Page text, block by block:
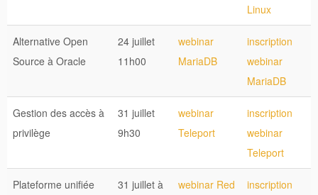
Linux
Alternative Open
Source à Oracle
24 juillet
11h00
webinar
MariaDB
inscription
webinar
MariaDB
Gestion des accès à
privilège
31 juillet
9h30
webinar
Teleport
inscription
webinar
Teleport
Plateforme unifiée
31 juillet à
webinar Red
inscription